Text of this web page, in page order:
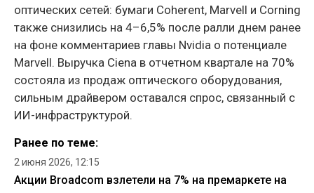
оптических сетей: бумаги Coherent, Marvell и Corning
также снизились на 4–6,5% после ралли днем ранее
на фоне комментариев главы Nvidia о потенциале
Marvell. Выручка Ciena в отчетном квартале на 70%
состояла из продаж оптического оборудования,
сильным драйвером оставался спрос, связанный с
ИИ-инфраструктурой.
Ранее по теме:
2 июня 2026, 12:15
Акции Broadcom взлетели на 7% на премаркете на